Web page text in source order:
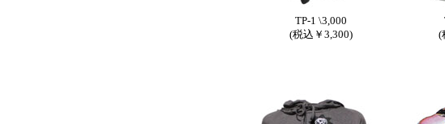
TP-1 \3,000
(税込￥3,300)
(